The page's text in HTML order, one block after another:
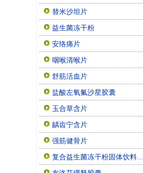
替米沙坦片
益生菌冻干粉
安络痛片
咽喉清喉片
舒筋活血片
盐酸左氧氟沙星胶囊
玉合草含片
龋齿宁含片
强筋健骨片
复合益生菌冻干粉固体饮料...